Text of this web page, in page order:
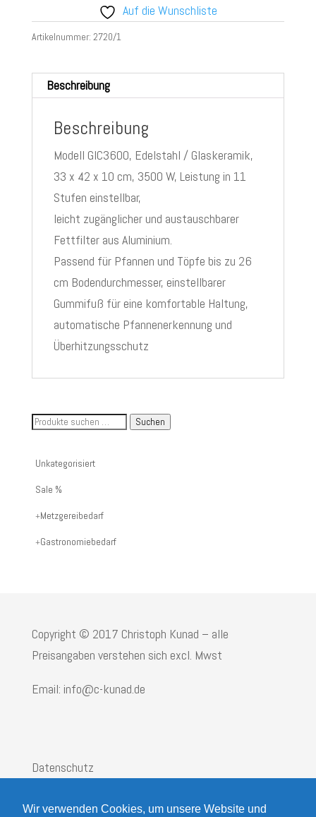
Wir verwenden Cookies, um unsere Website und
Auf die Wunschliste
Artikelnummer: 2720/1
Beschreibung
Beschreibung
Modell GIC3600, Edelstahl / Glaskeramik,
33 x 42 x 10 cm, 3500 W, Leistung in 11
Stufen einstellbar,
leicht zugänglicher und austauschbarer
Fettfilter aus Aluminium.
Passend für Pfannen und Töpfe bis zu 26
cm Bodendurchmesser, einstellbarer
Gummifuß für eine komfortable Haltung,
automatische Pfannenerkennung und
Überhitzungsschutz
Suche
Artikelnummer
oder
Suchen
Unkategorisiert
Sale %
Metzgereibedarf
Gastronomiebedarf
Copyright © 2017 Christoph Kunad – alle
Preisangaben verstehen sich excl. Mwst
Email: info@c-kunad.de
Datenschutz